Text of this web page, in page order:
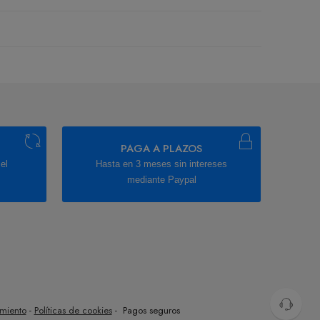
PAGA A PLAZOS
Hasta en 3 meses sin intereses
mediante Paypal
- Políticas de cookies- Pagos seguros